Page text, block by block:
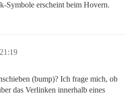
Symbole erscheint beim Hovern.
(bump)? Ich frage mich, ob
das Verlinken innerhalb eines